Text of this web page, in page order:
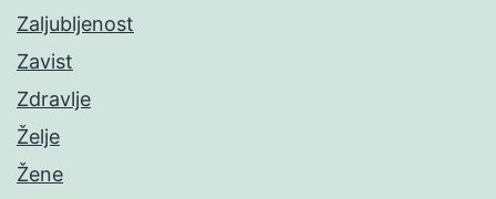
Zaljubljenost
Zavist
Zdravlje
Želje
Žene